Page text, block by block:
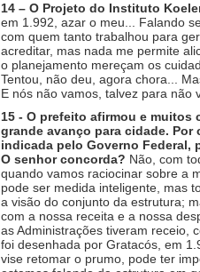
14 – O Projeto do Instituto
em 1.992, azar o meu... Falando
com quem tanto trabalhou para
acreditar, mas nada me permite
o planejamento mereçam os
Tentou, não deu, agora chora...
E nós não vamos, talvez para não
15 - O prefeito afirmou e muitos
grande avanço para cidade.
indicada pelo Governo Federal,
O senhor concorda? Não, com
quando vamos raciocinar sobre a
pode ser medida inteligente, mas
a visão do conjunto da estrutura;
com a nossa receita e a nossa
as Administrações tiveram receio,
foi desenhada por Gratacós, em
vise retomar o prumo, pode ter